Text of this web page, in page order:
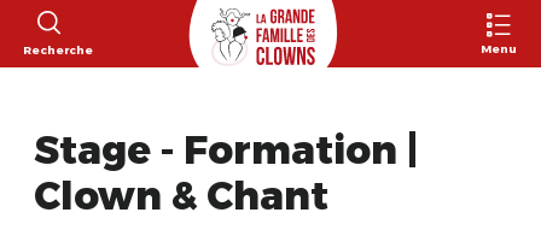
Recherche Menu
Stage - Formation |
Clown & Chant